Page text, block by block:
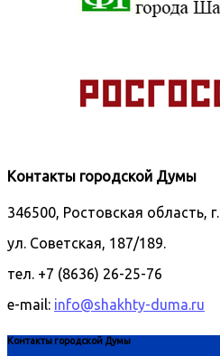
Контакты городской Думы
346500, Ростовская область,
ул. Советская, 187/189.
тел. +7 (8636) 26-25-76
e-mail: info@shakhty-duma.ru
Контакты городской Думы